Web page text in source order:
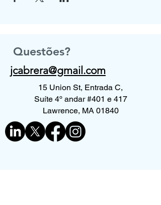
Questões?
jcabrera@gmail.com
15 Union St, Entrada C,
Suíte 4º andar #401 e 417
Lawrence, MA 01840